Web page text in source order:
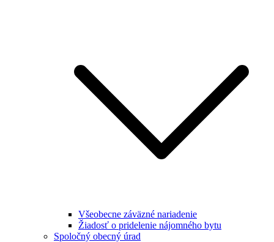
Všeobecne záväzné nariadenie
Žiadosť o pridelenie nájomného bytu
Spoločný obecný úrad